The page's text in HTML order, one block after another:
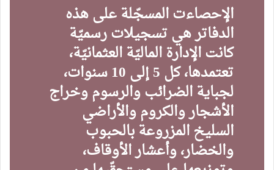
الإحصاءت المسجّلة على هذه
الدفاتر هي تسجيلات رسميّة
كانت الإدارة الماليّة العثمانيّة،
تعتمدها، كل 5 إلى 10 سنوات،
لجباية الضرائب والرسوم وخراج
الأشجار والكروم والأراضي
السليخ المزروعة بالحبوب
والخضار، وأعشار الأوقاف،